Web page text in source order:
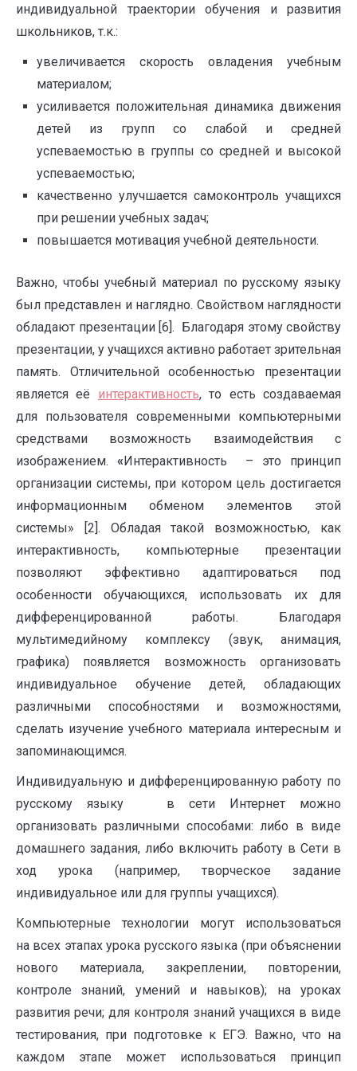
индивидуальной траектории обучения и развития
школьников, т.к.:
увеличивается скорость овладения учебным
материалом;
усиливается положительная динамика движения
детей из групп со слабой и средней
успеваемостью в группы со средней и высокой
успеваемостью;
качественно улучшается самоконтроль учащихся
при решении учебных задач;
повышается мотивация учебной деятельности.
Важно, чтобы учебный материал по русскому языку
был представлен и наглядно. Свойством наглядности
обладают презентации [6]. Благодаря этому свойству
презентации, у учащихся активно работает зрительная
память. Отличительной особенностью презентации
является её интерактивность, то есть создаваемая
для пользователя современными компьютерными
средствами возможность взаимодействия с
изображением. « Интерактивность – это принцип
организации системы, при котором цель достигается
информационным обменом элементов этой
системы» [2]. Обладая такой возможностью, как
интерактивность, компьютерные презентации
позволяют эффективно адаптироваться под
особенности обучающихся, использовать их для
дифференцированной работы. Благодаря
мультимедийному комплексу (звук, анимация,
графика) появляется возможность организовать
индивидуальное обучение детей, обладающих
различными способностями и возможностями,
сделать изучение учебного материала интересным и
запоминающимся.
Индивидуальную и дифференцированную работу по
русскому языку в сети Интернет можно
организовать различными способами: либо в виде
домашнего задания, либо включить работу в Сети в
ход урока (например, творческое задание
индивидуальное или для группы учащихся).
Компьютерные технологии могут использоваться
на всех этапах урока русского языка (при объяснении
нового материала, закреплении, повторении,
контроле знаний, умений и навыков); на уроках
развития речи; для контроля знаний учащихся в виде
тестирования, при подготовке к ЕГЭ. Важно, что на
каждом этапе может использоваться принцип